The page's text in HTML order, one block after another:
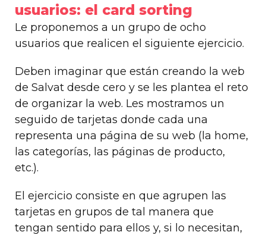
usuarios: el card sorting
Le proponemos a un grupo de ocho
usuarios que realicen el siguiente ejercicio.
Deben imaginar que están creando la web
de Salvat desde cero y se les plantea el reto
de organizar la web. Les mostramos un
seguido de tarjetas donde cada una
representa una página de su web (la home,
las categorías, las páginas de producto,
etc.).
El ejercicio consiste en que agrupen las
tarjetas en grupos de tal manera que
tengan sentido para ellos y, si lo necesitan,